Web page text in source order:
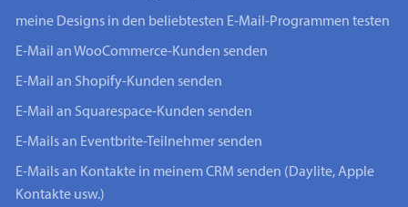
meine Designs in den beliebtesten E-Mail-Programmen testen
E-Mail an WooCommerce-Kunden senden
E-Mail an Shopify-Kunden senden
E-Mail an Squarespace-Kunden senden
E-Mails an Eventbrite-Teilnehmer senden
E-Mails an Kontakte in meinem CRM senden (Daylite, Apple
Kontakte usw.)